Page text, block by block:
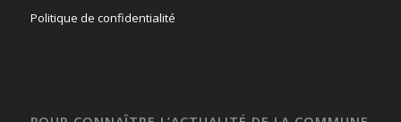
Politique de confidentialité